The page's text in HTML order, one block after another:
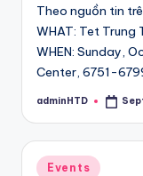
Theo nguồn tin
WHAT: Tet
WHEN: Sunday,
Center, 6751-
Posted
adminHTD
Posted
Events